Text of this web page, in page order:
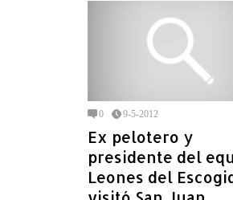
0 9-5-2012
Ex pelotero y
presidente del
Leones del